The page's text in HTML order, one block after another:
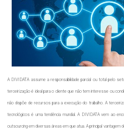
A DIVIDATA assume a responsabilidade parcial ou total pelo
terceirização é ideal para o cliente que não tem interesse ou
não dispõe de recursos para a execução do trabalho. A
tecnológicos é uma tendência mundial. A DIVIDATA vem ao
outsourcing em diversas áreas em que atua. A principal